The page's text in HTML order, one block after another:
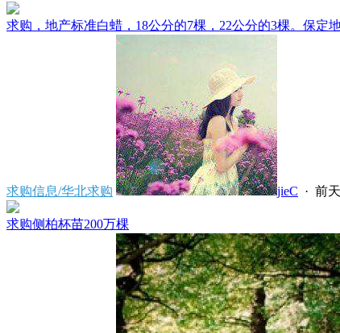
求购，地产标准白蜡，18公分的7棵，22公分的3棵。保定
求购信息/华北求购 jieC · 前
求购侧柏杯苗200万棵